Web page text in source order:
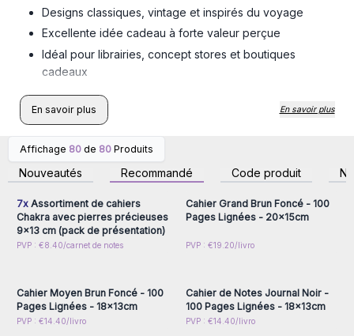
Designs classiques, vintage et inspirés du voyage
Excellente idée cadeau à forte valeur perçue
Idéal pour librairies, concept stores et boutiques
cadeaux
En savoir plus En savoir plus
Affichage 80 de 80 Produits
Nouveautés Recommandé Code produit
Connectez-vous ou
inscrivez-vous pour
accéder aux prix de gros
7xAssortiment de cahiers
Chakra avec pierres précieuses
9x13 cm (pack de présentation)
PVP : €8.40/carnet de notes
inscrivez-vous pour
accéder aux prix de gros
Cahier Grand Brun Foncé - 100
Pages Lignées - 20x15cm
PVP : €19.20/livro
Connectez-vous ou
Cahier Moyen Brun Foncé - 100
Pages Lignées - 18x13cm
PVP : €14.40/livro
Connectez-vous ou
Cahier de Notes Journal Noir -
100 Pages Lignées - 18x13cm
PVP : €14.40/livro
Connectez-vous ou
Connectez-vous ou